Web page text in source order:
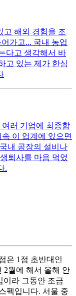
고 해외 경험을 조
가고... 국내 농업
다고 생각해서 바
고 있는 제가 한심
러 기업에 최종합
이 업계에 있으면
내 공장의 설비나
퇴사를 마음 먹었
.
은 1점 초반대인
2월에 해서 올해 안
이라 그동안 조금
펙입니다. 서울 중